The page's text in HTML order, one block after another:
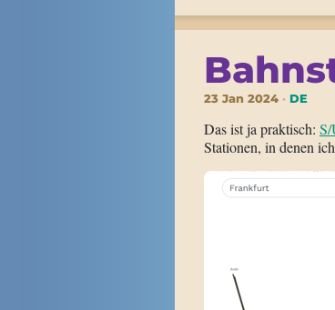
23 Jan 2024 DE
Das ist ja praktisch:
Stationen, in denen